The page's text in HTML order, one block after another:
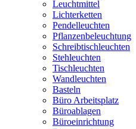
Leuchtmittel
Lichterketten
Pendelleuchten
Pflanzenbeleuchtung
Schreibtischleuchten
Stehleuchten
Tischleuchten
Wandleuchten
Basteln
Büro Arbeitsplatz
Büroablagen
Büroeinrichtung